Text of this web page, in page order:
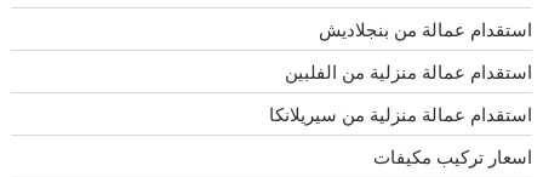
استقدام عمالة من بنجلاديش
استقدام عمالة منزلية من الفلبين
استقدام عمالة منزلية من سيريلانكا
اسعار تركيب مكيفات